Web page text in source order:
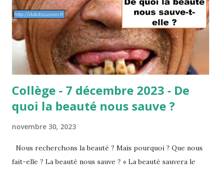
Collège - 7 décembre 2023 - De
quoi la beauté nous sauve ?
novembre 30, 2023
Nous recherchons la beauté ? Mais pourquoi ? Que nous
fait-elle ? La beauté nous sauve ? « La beauté sauvera le